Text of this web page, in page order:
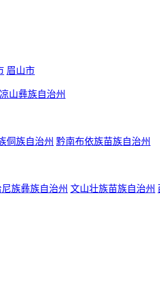
眉山市
凉山彝族自治州
侗族自治州 黔南布依族苗族自治州
族彝族自治州 文山壮族苗族自治州